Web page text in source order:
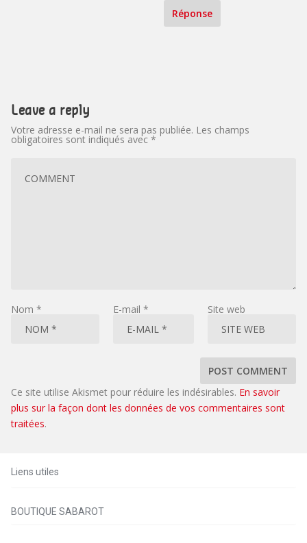
Réponse
Leave a reply
Votre adresse e-mail ne sera pas publiée. Les champs
obligatoires sont indiqués avec *
Nom * E-mail * Site web
Ce site utilise Akismet pour réduire les indésirables. En savoir
plus sur la façon dont les données de vos commentaires sont
traitées.
Liens utiles
BOUTIQUE SABAROT